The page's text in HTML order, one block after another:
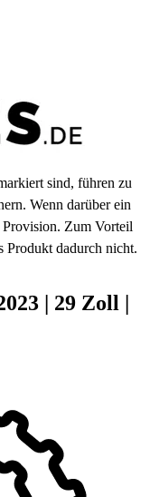
sind, führen zu
Wenn darüber ein
Zum Vorteil
Produkt dadurch nicht.
| 29 Zoll |